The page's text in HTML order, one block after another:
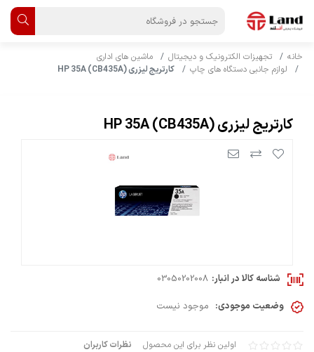
خانه تجهیزات الکترونیک و دیجیتال
ماشین های اداری
لوازم جانبی دستگاه های چاپ
کارتریج لیزری HP 35A (CB435A)
کارتریج لیزری HP 35A (CB435A)
اولین نظر برای این محصول نظرات کاربران
شناسه کالا در انبار: 03050202008
وضعیت موجودی: موجود نیست